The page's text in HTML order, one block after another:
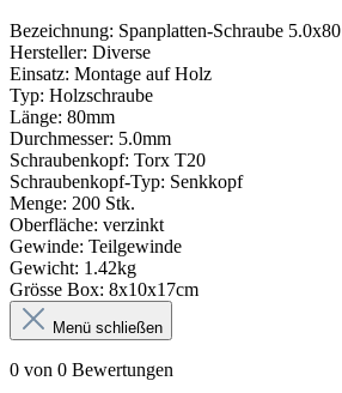
Bezeichnung: Spanplatten-Schraube 5.0x80
Hersteller: Diverse
Einsatz: Montage auf Holz
Typ: Holzschraube
Länge: 80mm
Durchmesser: 5.0mm
Schraubenkopf: Torx T20
Schraubenkopf-Typ: Senkkopf
Menge: 200 Stk.
Oberfläche: verzinkt
Gewinde: Teilgewinde
Gewicht: 1.42kg
Grösse Box: 8x10x17cm
Menü schließen
0 von 0 Bewertungen